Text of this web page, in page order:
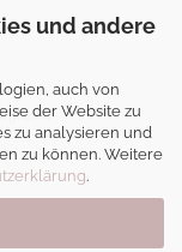
und andere
auch von
der Website zu
zu analysieren und
zu können. Weitere
.